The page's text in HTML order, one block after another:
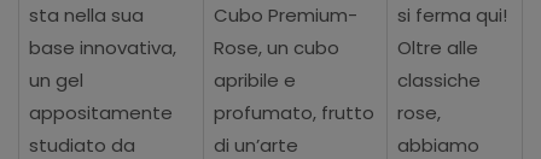
sta nella sua
base innovativa,
un gel
appositamente
studiato da
Cubo Premium-
Rose, un cubo
apribile e
profumato, frutto
di un’arte
si ferma qui!
Oltre alle
classiche
rose,
abbiamo